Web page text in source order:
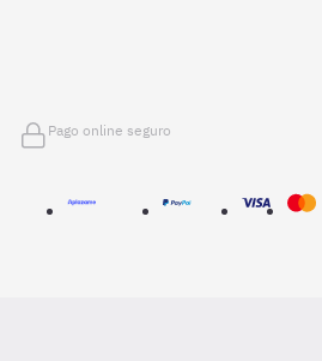
Pago online seguro